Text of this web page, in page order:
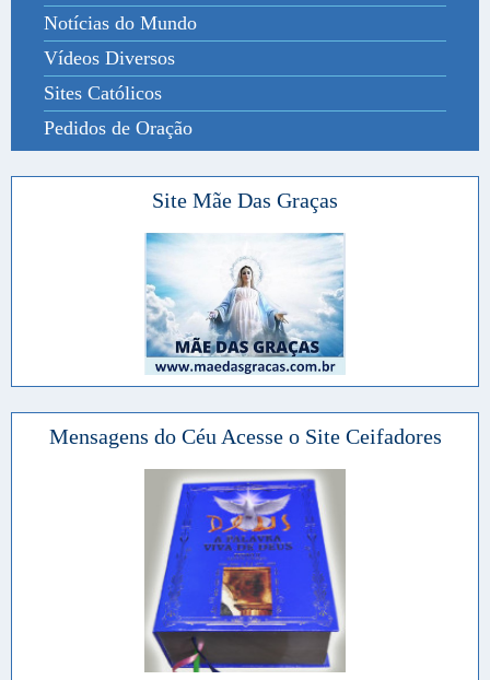
Notícias do Mundo
Vídeos Diversos
Sites Católicos
Pedidos de Oração
Site Mãe Das Graças
Mensagens do Céu Acesse o Site Ceifadores